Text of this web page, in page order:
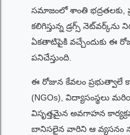
సమాజంలో శాంతి భద్రతలకు,
కలిగిస్తున్న డ్రగ్స్
ఏకతాటిపైకి వచ్చేందుకు ఈ
పనిచేస్తుంది.
ఈ రోజున కేవలం ప్రభుత్వాలే
(NGOs), విద్యాసంస్థలు
విసృత్తమైన అవగాహన
బానిసలైన వారిని ఆ